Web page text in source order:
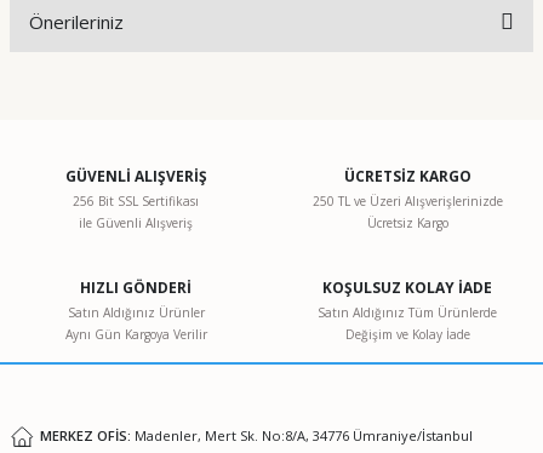
Önerileriniz
Görüş ve önerileriniz için teşekkür ederiz.
Ürün resmi kalitesiz, bozuk veya görüntülenemiyor.
Ürün bilgilerinde hatalar bulunuyor.
Ürün fiyatı diğer sitelerden daha pahalı.
GÜVENLİ ALIŞVERİŞ
256 Bit SSL Sertifikası
ile Güvenli Alışveriş
ÜCRETSİZ KARGO
250 TL ve Üzeri Alışverişlerinizde
Ücretsiz Kargo
HIZLI GÖNDERİ
Satın Aldığınız Ürünler
Aynı Gün Kargoya Verilir
KOŞULSUZ KOLAY İADE
Satın Aldığınız Tüm Ürünlerde
Değişim ve Kolay İade
MERKEZ OFİS: Madenler, Mert Sk. No:8/A, 34776 Ümraniye/İstanbul